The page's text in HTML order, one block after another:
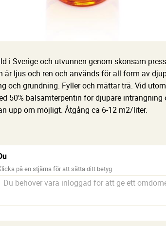
i Sverige och utvunnen genom skonsam
är ljus och ren och används för all form av
och grundning. Fyller och mättar trä. Vid
50% balsamterpentin för djupare inträngning
upp om möjligt. Åtgång ca 6-12 m2/liter.
på en stjärna för att sätta ditt betyg